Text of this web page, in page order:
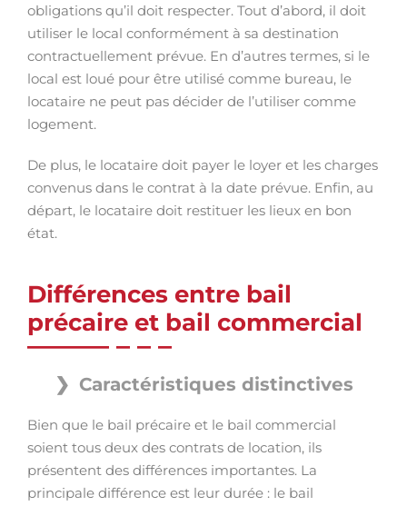
obligations qu’il doit respecter. Tout d’abord, il doit
utiliser le local conformément à sa destination
contractuellement prévue. En d’autres termes, si le
local est loué pour être utilisé comme bureau, le
locataire ne peut pas décider de l’utiliser comme
logement.
De plus, le locataire doit payer le loyer et les charges
convenus dans le contrat à la date prévue. Enfin, au
départ, le locataire doit restituer les lieux en bon
état.
Différences entre bail
précaire et bail commercial
Caractéristiques distinctives
Bien que le bail précaire et le bail commercial
soient tous deux des contrats de location, ils
présentent des différences importantes. La
principale différence est leur durée : le bail